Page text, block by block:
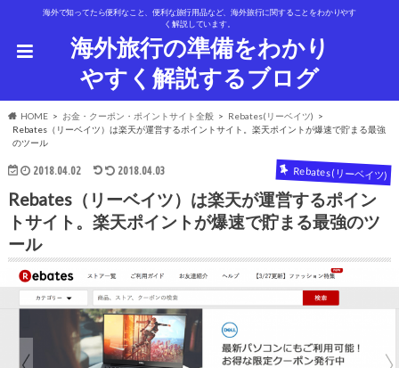
海外で知ってたら便利なこと、便利な旅行用品など、海外旅行に関することをわかりやす
く解説しています。
海外旅行の準備をわかり
やすく解説するブログ
HOME お金・クーポン・ポイントサイト全般
Rebates(リーベイツ)
Rebates（リーベイツ）は楽天が運営するポイントサイト。楽天ポイントが爆速で貯まる最強
のツール
2018.04.02 2018.04.03 Rebates(リーベイツ)
Rebates（リーベイツ）は楽天が運営するポイン
トサイト。楽天ポイントが爆速で貯まる最強のツ
ール